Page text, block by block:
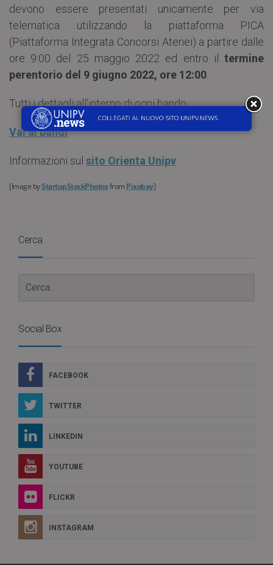
devono essere presentati unicamente per via
telematica utilizzando la piattaforma PICA
(Piattaforma Integrata Concorsi Atenei) a partire dalle
ore 9:00 del 25 maggio 2022 ed entro il termine
perentorio del 9 giugno 2022, ore 12:00
Tutti i dettagli all’interno di ogni bando.
Vai ai bandi
Informazioni sul sito Orienta Unipv
[Image byStartupStockPhotosfrom Pixabay]
Cerca
Social Box
FACEBOOK
TWITTER
LINKEDIN
YOUTUBE
FLICKR
INSTAGRAM